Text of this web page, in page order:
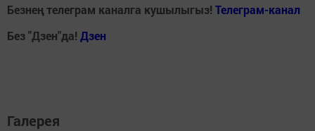
Безнең телеграм каналга кушылыгыз! Телеграм-канал
Без "Дзен"да! Дзен
Галерея